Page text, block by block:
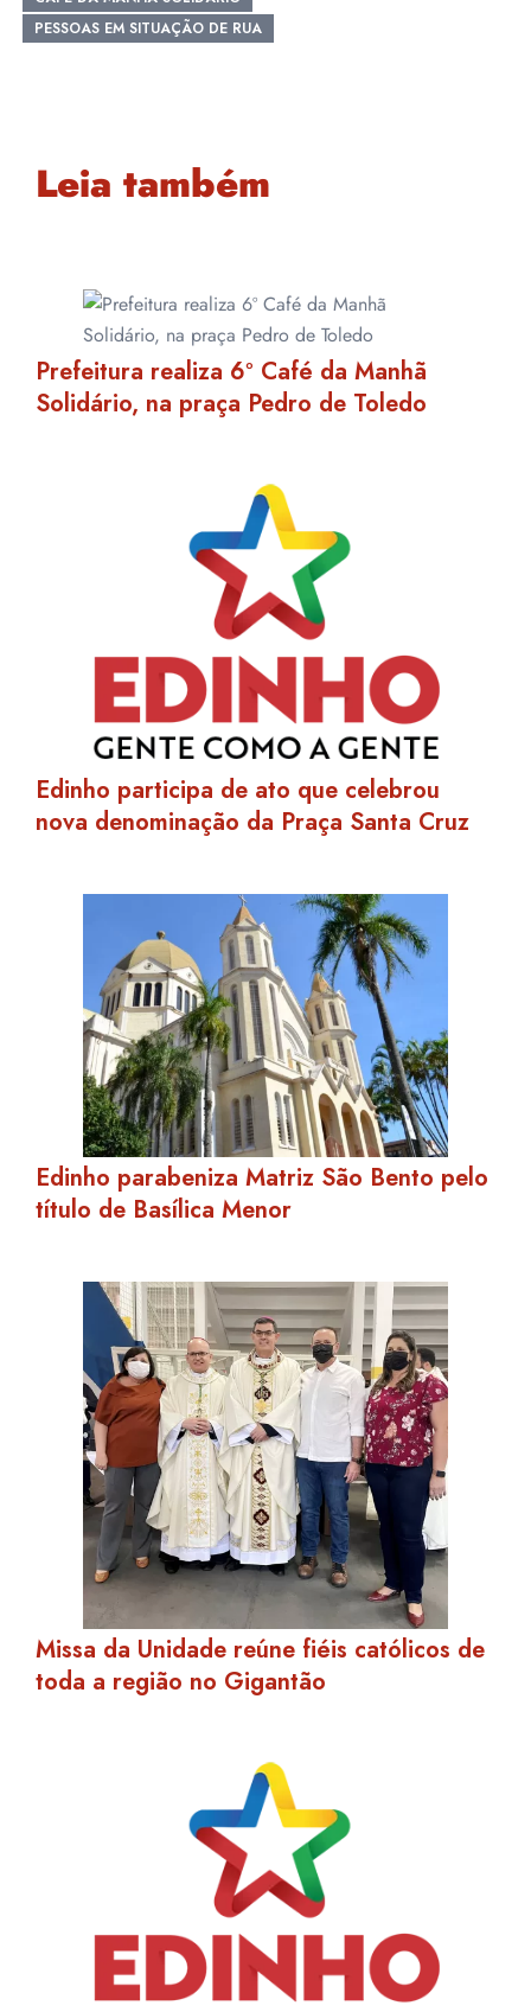
PESSOAS EM SITUAÇÃO DE RUA
Leia também
Prefeitura realiza 6º Café da Manhã
Solidário, na praça Pedro de Toledo
Edinho participa de ato que celebrou
nova denominação da Praça Santa Cruz
Edinho parabeniza Matriz São Bento pelo
título de Basílica Menor
Missa da Unidade reúne fiéis católicos de
toda a região no Gigantão